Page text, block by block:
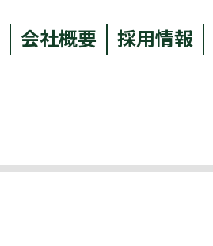
会社概要 採用情報